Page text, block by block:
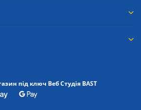
під ключ Веб Студія BAST